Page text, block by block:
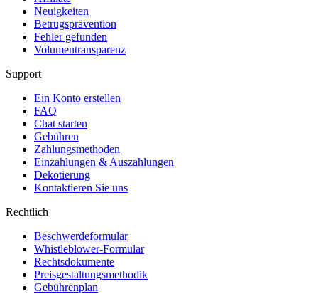
Neuigkeiten
Betrugsprävention
Fehler gefunden
Volumentransparenz
Support
Ein Konto erstellen
FAQ
Chat starten
Gebühren
Zahlungsmethoden
Einzahlungen & Auszahlungen
Dekotierung
Kontaktieren Sie uns
Rechtlich
Beschwerdeformular
Whistleblower-Formular
Rechtsdokumente
Preisgestaltungsmethodik
Gebührenplan